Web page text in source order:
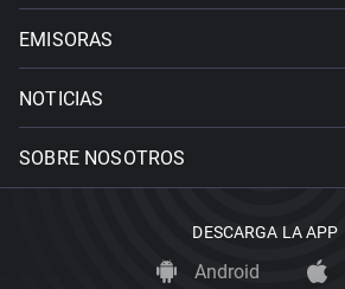
EMISORAS
NOTICIAS
SOBRE NOSOTROS
DESCARGA LA APP
Android